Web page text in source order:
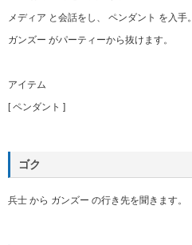
メディア と会話をし、 ペンダント を入手。
ガンズー がパーティーから抜けます。
アイテム
[ ペンダント ]
ゴク
兵士 から ガンズー の行き先を聞きます。